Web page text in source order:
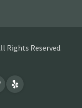
Rights Reserved.